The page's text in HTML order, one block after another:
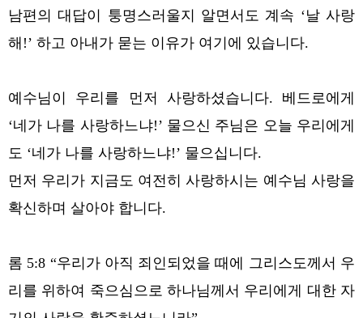
남편의 대답이 퉁명스러울지 알면서도 계속 ‘날 사랑
해!’ 하고 아내가 묻는 이유가 여기에 있습니다.
예수님이 우리를 먼저 사랑하셨습니다. 베드로에게
‘네가 나를 사랑하느냐!’ 물으신 주님은 오늘 우리에게
도 ‘네가 나를 사랑하느냐!’ 물으십니다.
먼저 우리가 지금도 여전히 사랑하시는 예수님 사랑을
확신하며 살아야 합니다.
롬 5:8 “우리가 아직 죄인되었을 때에 그리스도께서 우
리를 위하여 죽으심으로 하나님께서 우리에게 대한 자